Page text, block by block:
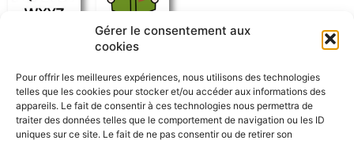
Gérer le consentement aux
cookies
Pour offrir les meilleures expériences, nous utilisons des technologies
telles que les cookies pour stocker et/ou accéder aux informations des
appareils. Le fait de consentir à ces technologies nous permettra de
traiter des données telles que le comportement de navigation ou les ID
uniques sur ce site. Le fait de ne pas consentir ou de retirer son
lire